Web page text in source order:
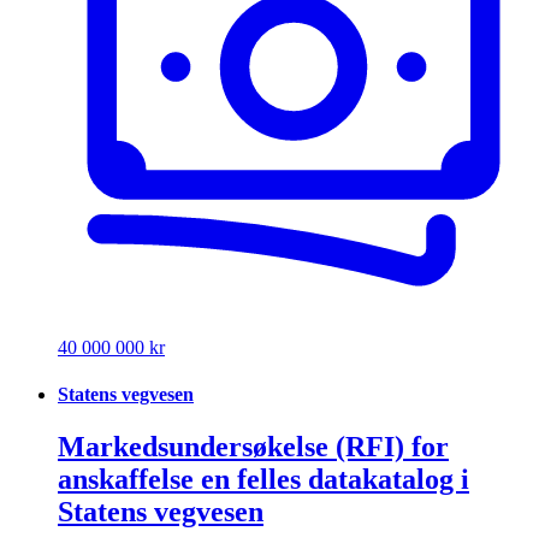
40 000 000 kr
Statens vegvesen
Markedsundersøkelse (RFI) for
anskaffelse en felles datakatalog i
Statens vegvesen